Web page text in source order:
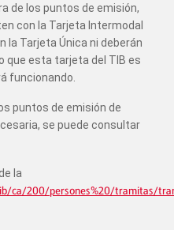
de los puntos de emisión,
con la Tarjeta Intermodal
la Tarjeta Única ni deberán
que esta tarjeta del TIB es
funcionando.
puntos de emisión de
se puede consultar
la
ca/200/persones%20/tramitas/